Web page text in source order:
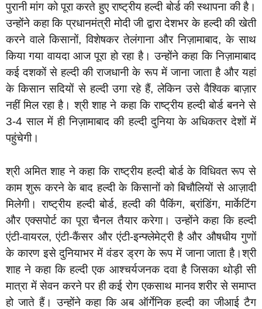
पुरानी मांग को पूरा करते हुए राष्ट्रीय हल्दी बोर्ड की स्थापना की है।
उन्होंने कहा कि प्रधानमंत्री मोदी जी द्वारा देशभर के हल्दी की खेती
करने वाले किसानों, विशेषकर तेलंगाना और निज़ामाबाद, के साथ
किया गया वायदा आज पूरा हो रहा है। उन्होंने कहा कि निज़ामाबाद
कई दशकों से हल्दी की राजधानी के रूप में जाना जाता है और यहां
के किसान सदियों से हल्दी उगा रहे हैं, लेकिन उसे वैश्विक बाज़ार
नहीं मिल रहा है। श्री शाह ने कहा कि राष्ट्रीय हल्दी बोर्ड बनने से
3-4 साल में ही निज़ामाबाद की हल्दी दुनिया के अधिकतर देशों में
पहुंचेगी।
श्री अमित शाह ने कहा कि राष्ट्रीय हल्दी बोर्ड के विधिवत रूप से
काम शुरू करने के बाद हल्दी के किसानों को बिचौलियों से आज़ादी
मिलेगी। राष्ट्रीय हल्दी बोर्ड, हल्दी की पैकिंग, ब्रांडिंग, मार्केटिंग
और एक्सपोर्ट का पूरा चैनल तैयार करेगा। उन्होंने कहा कि हल्दी
एंटी-वायरल, एंटी-कैंसर और एंटी-इन्फ्लेमेट्री है और औषधीय गुणों
के कारण इसे दुनियाभर में वंडर ड्रग के रूप में जाना जाता है।श्री
शाह ने कहा कि हल्दी एक आश्चर्यजनक दवा है जिसका थोड़ी सी
मात्रा में सेवन करने पर ही कई रोग एकसाथ मानव शरीर से समाप्त
हो जाते हैं। उन्होंने कहा कि अब ऑर्गेनिक हल्दी का जीआई टैग